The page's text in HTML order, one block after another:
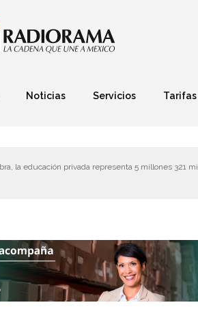
Noticias Servicios Tarifas
la educación privada representa 5 millones 321